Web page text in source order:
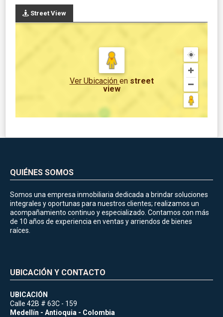
Street View
Ver Ubicación en street
view
QUIÉNES SOMOS
Somos una empresa inmobiliaria dedicada a brindar soluciones
integrales y oportunas para nuestros clientes; realizamos un
acompañamiento continuo y especializado. Contamos con más
de 10 años de experiencia en ventas y arriendos de bienes
raíces.
UBICACIÓN Y CONTACTO
UBICACIÓN
Calle 42B # 63C - 159
Medellín - Antioquia - Colombia